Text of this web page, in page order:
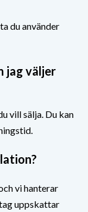
du använder
jag väljer
vill sälja. Du kan
vi hanterar
uppskattar